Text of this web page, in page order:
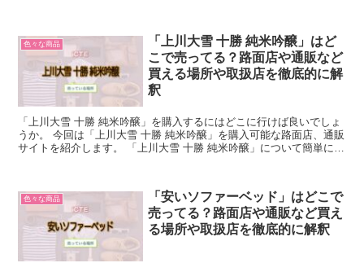
色々な商品
「上川大雪 十勝 純米吟醸」はど
こで売ってる？路面店や通販など
買える場所や取扱店を徹底的に解
釈
「上川大雪 十勝 純米吟醸」を購入するにはどこに行けば良いでしょ
うか。 今回は「上川大雪 十勝 純米吟醸」を購入可能な路面店、通販
サイトを紹介します。 「上川大雪 十勝 純米吟醸」について簡単に説
色々な商品
「安いソファーベッド」はどこで
売ってる？路面店や通販など買え
る場所や取扱店を徹底的に解釈